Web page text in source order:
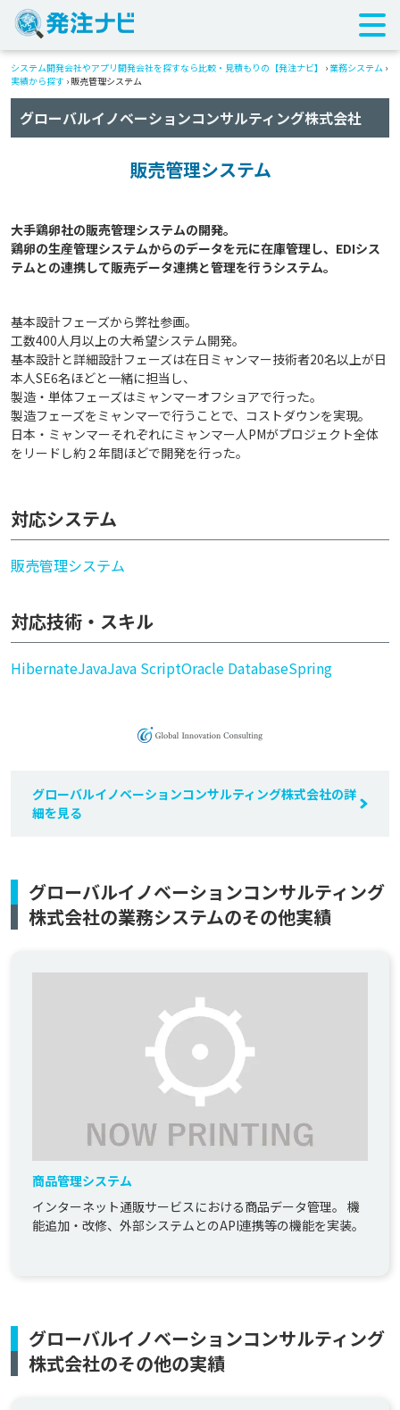
システム開発会社やアプリ開発会社を探すなら比較・見積もりの【発注ナビ】 › 業務システム ›
実績から探す ›販売管理システム
グローバルイノベーションコンサルティング株式会社
販売管理システム
大手鶏卵社の販売管理システムの開発。
鶏卵の生産管理システムからのデータを元に在庫管理し、EDIシス
基本設計フェーズから弊社参画。
工数400人月以上の大希望システム開発。
基本設計と詳細設計フェーズは在日ミャンマー技術者20名以上が日
本人SE6名ほどと一緒に担当し、
製造・単体フェーズはミャンマーオフショアで行った。
製造フェーズをミャンマーで行うことで、コストダウンを実現。
日本・ミャンマーそれぞれにミャンマー人PMがプロジェクト全体
をリードし約２年間ほどで開発を行った。
対応システム
販売管理システム
対応技術・スキル
HibernateJavaJava ScriptOracle DatabaseSpring
グローバルイノベーションコンサルティング株式会社の詳
細を見る
グローバルイノベーションコンサルティング
株式会社の業務システムのその他実績
商品管理システム
インターネット通販サービスにおける商品データ管理。 機
能追加・改修、外部システムとのAPI連携等の機能を実装。
グローバルイノベーションコンサルティング
株式会社のその他の実績